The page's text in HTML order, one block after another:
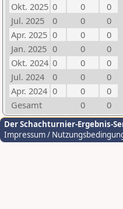
Okt. 2025 0 0
0
Jul. 2025
0 0
0
Apr. 2025 0 0
0
Jan. 2025 0 0
0
Okt. 2024 0 0
0
Jul. 2024
0 0
0
Apr. 2024 0 0
0
Gesamt
0 0
Der Schachturnier-Ergebnis-
Impressum /